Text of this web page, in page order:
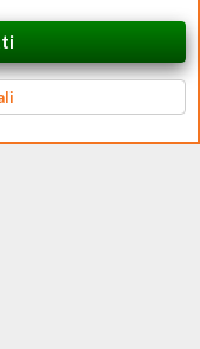
Reggio nell’Emilia
Imprese 02938170350 –
In cima Basso